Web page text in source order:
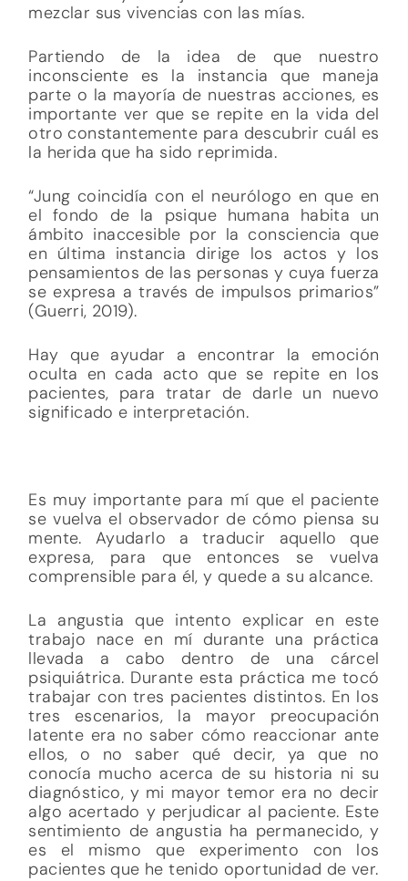
mezclar sus vivencias con las mías.
Partiendo de la idea de que nuestro
inconsciente es la instancia que maneja
parte o la mayoría de nuestras acciones, es
importante ver que se repite en la vida del
otro constantemente para descubrir cuál es
la herida que ha sido reprimida.
“Jung coincidía con el neurólogo en que en
el fondo de la psique humana habita un
ámbito inaccesible por la consciencia que
en última instancia dirige los actos y los
pensamientos de las personas y cuya fuerza
se expresa a través de impulsos primarios”
(Guerri, 2019).
Hay que ayudar a encontrar la emoción
oculta en cada acto que se repite en los
pacientes, para tratar de darle un nuevo
significado e interpretación.
Es muy importante para mí que el paciente
se vuelva el observador de cómo piensa su
mente. Ayudarlo a traducir aquello que
expresa, para que entonces se vuelva
comprensible para él, y quede a su alcance.
La angustia que intento explicar en este
trabajo nace en mí durante una práctica
llevada a cabo dentro de una cárcel
psiquiátrica. Durante esta práctica me tocó
trabajar con tres pacientes distintos. En los
tres escenarios, la mayor preocupación
latente era no saber cómo reaccionar ante
ellos, o no saber qué decir, ya que no
conocía mucho acerca de su historia ni su
diagnóstico, y mi mayor temor era no decir
algo acertado y perjudicar al paciente. Este
sentimiento de angustia ha permanecido, y
es el mismo que experimento con los
pacientes que he tenido oportunidad de ver.